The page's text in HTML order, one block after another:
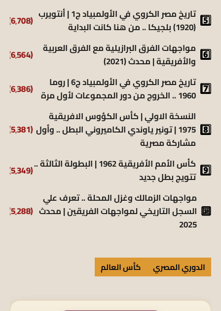
تاريخ مصر الكروي في الأولمبياد ج1 | أنتويرب
(1920) بلجيكا .. من هنا كانت البداية
(6٬708)
مواجهات الفرق البرازيلية مع الفرق العربية
والأفريقية | محدث (2021)
(6٬564)
تاريخ مصر الكروي في الأولمبياد ج6 | روما
1960 .. الخروج من دور المجموعات لأول مرة
(6٬386)
النسخة الاولي | كأس الكؤوس الافريقية
1975 | تونير ياوندي الكاميروني البطل .. وأول
مشاركة مصرية
(5٬381)
كأس الأمم الأفريقية 1962 | البطولة الثالثة ..
تتويج بطل جديد
(5٬349)
مواجهات الزمالك وغزل المحلة .. تعرف علي
السجل التاريخي لمواجهات الفريقين | محدث
2025
(5٬288)
الدوري المصري كأس العالم